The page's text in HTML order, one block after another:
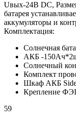
Uвых-24В DC,
батарея
аккумуляторы и
Комплектация:
Солнечная
АКБ -
Солнечный
Комплект
Шкаф АКБ
Крепление
59